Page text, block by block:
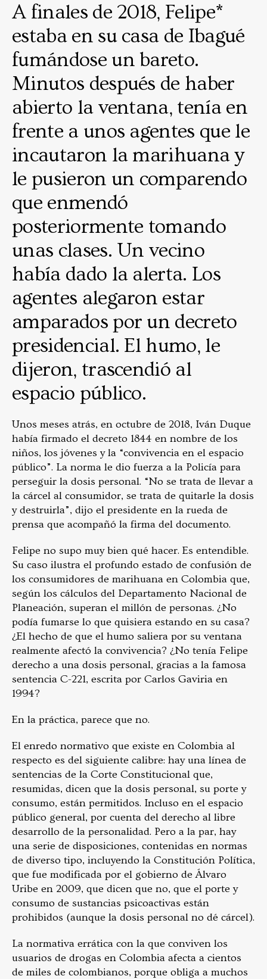
A finales de 2018, Felipe*
estaba en su casa de Ibagué
fumándose un bareto.
Minutos después de haber
abierto la ventana, tenía en
frente a unos agentes que le
incautaron la marihuana y
le pusieron un comparendo
que enmendó
posteriormente tomando
unas clases. Un vecino
había dado la alerta. Los
agentes alegaron estar
amparados por un decreto
presidencial. El humo, le
dijeron, trascendió al
espacio público.
Unos meses atrás, en octubre de 2018, Iván Duque
había firmado el decreto 1844 en nombre de los
niños, los jóvenes y la “convivencia en el espacio
público”. La norma le dio fuerza a la Policía para
perseguir la dosis personal. “No se trata de llevar a
la cárcel al consumidor, se trata de quitarle la dosis
y destruirla”, dijo el presidente en la rueda de
prensa que acompañó la firma del documento.
Felipe no supo muy bien qué hacer. Es entendible.
Su caso ilustra el profundo estado de confusión de
los consumidores de marihuana en Colombia que,
según los cálculos del Departamento Nacional de
Planeación, superan el millón de personas. ¿No
podía fumarse lo que quisiera estando en su casa?
¿El hecho de que el humo saliera por su ventana
realmente afectó la convivencia? ¿No tenía Felipe
derecho a una dosis personal, gracias a la famosa
sentencia C-221, escrita por Carlos Gaviria en
1994?
En la práctica, parece que no.
El enredo normativo que existe en Colombia al
respecto es del siguiente calibre: hay una línea de
sentencias de la Corte Constitucional que,
resumidas, dicen que la dosis personal, su porte y
consumo, están permitidos. Incluso en el espacio
público general, por cuenta del derecho al libre
desarrollo de la personalidad. Pero a la par, hay
una serie de disposiciones, contenidas en normas
de diverso tipo, incluyendo la Constitución Política,
que fue modificada por el gobierno de Álvaro
Uribe en 2009, que dicen que no, que el porte y
consumo de sustancias psicoactivas están
prohibidos (aunque la dosis personal no dé cárcel).
La normativa errática con la que conviven los
usuarios de drogas en Colombia afecta a cientos
de miles de colombianos, porque obliga a muchos